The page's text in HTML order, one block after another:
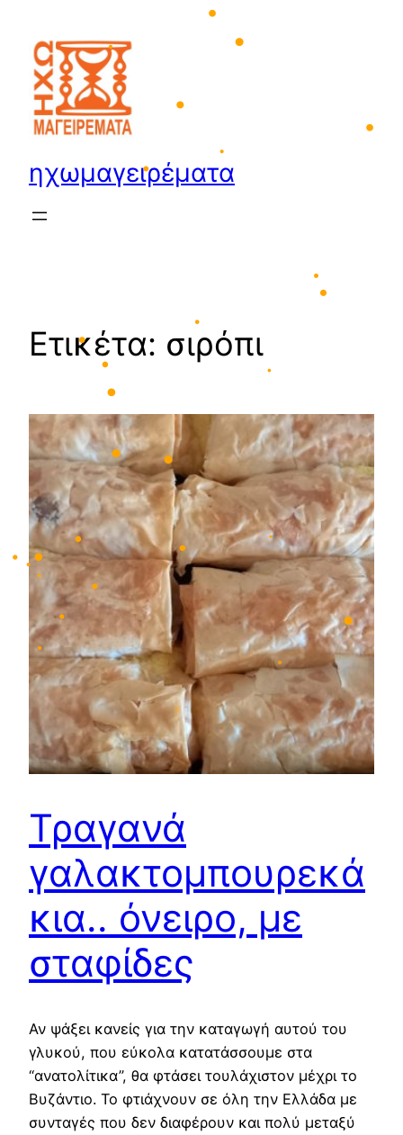
•
•
•
•
•
•
•
• •
• •
•
•
•
•
•
περιεχόμενο
ηχωμαγειρέματα
Ετικέτα: σιρόπι
Τραγανά
γαλακτομπουρεκά
κια.. όνειρο, με
σταφίδες
Αν ψάξει κανείς για την καταγωγή αυτού του
γλυκού, που εύκολα κατατάσσουμε στα
“ανατολίτικα”, θα φτάσει τουλάχιστον μέχρι το
Βυζάντιο. Το φτιάχνουν σε όλη την Ελλάδα με
συνταγές που δεν διαφέρουν και πολύ μεταξύ